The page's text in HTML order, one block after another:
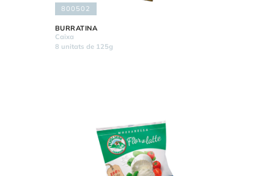
800502
BURRATINA
Caixa
8 unitats de 125g